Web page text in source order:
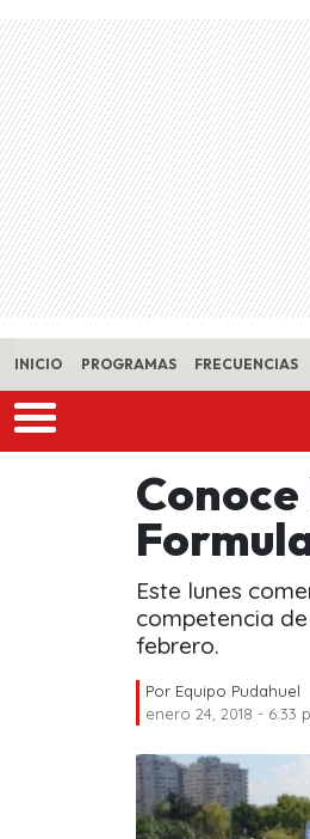
Skip to main content
INICIO PROGRAMAS FRECUENCIAS
Este lunes
competencia
febrero.
Por Equipo Pudahuel
enero 24, 2018 - 6:33